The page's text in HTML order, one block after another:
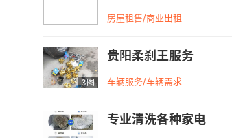
房屋租售/商业出租
3图
贵阳柔刹王服务
车辆服务/车辆需求
专业清洗各种家电